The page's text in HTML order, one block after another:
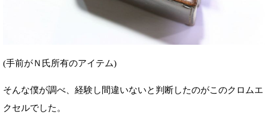
(手前がＮ氏所有のアイテム)
そんな僕が調べ、経験し間違いないと判断したのがこのクロムエ
クセルでした。